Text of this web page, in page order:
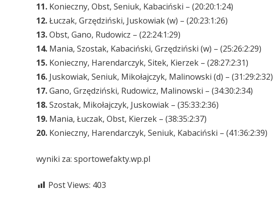
11. Konieczny, Obst, Seniuk, Kabaciński – (20:20:1:24)
12.Łuczak, Grzędziński, Juskowiak (w) – (20:23:1:26)
13.Obst, Gano, Rudowicz – (22:24:1:29)
14. Mania, Szostak, Kabaciński, Grzędziński (w) – (25:26:2:29)
15. Konieczny, Harendarczyk, Sitek, Kierzek – (28:27:2:31)
16. Juskowiak, Seniuk, Mikołajczyk, Malinowski (d) – (31:29:2:32)
17.Gano, Grzędziński, Rudowicz, Malinowski – (34:30:2:34)
18.Szostak, Mikołajczyk, Juskowiak – (35:33:2:36)
19. Mania, Łuczak, Obst, Kierzek – (38:35:2:37)
20. Konieczny, Harendarczyk, Seniuk, Kabaciński – (41:36:2:39)
wyniki za: sportowefakty.wp.pl
Post Views: 403